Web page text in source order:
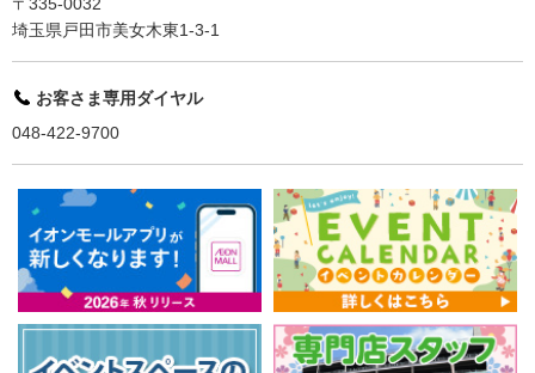
埼玉県戸田市美女木東1-3-1
お客さま専用ダイヤル
048-422-9700